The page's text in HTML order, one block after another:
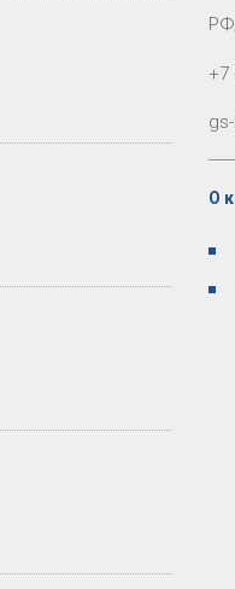
+7
О